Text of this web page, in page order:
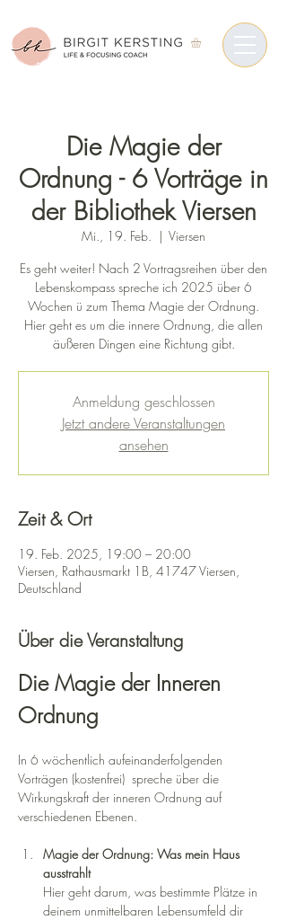
Die Magie der
Ordnung - 6 Vorträge in
der Bibliothek Viersen
Mi., 19. Feb.
  |
Viersen
Es geht weiter! Nach 2 Vortragsreihen über den
Lebenskompass spreche ich 2025 über 6
Wochen ü zum Thema Magie der Ordnung.
Hier geht es um die innere Ordnung, die allen
äußeren Dingen eine Richtung gibt.
Anmeldung geschlossen
Jetzt andere Veranstaltungen
ansehen
Zeit & Ort
19. Feb. 2025, 19:00 – 20:00
Viersen, Rathausmarkt 1B, 41747 Viersen,
Deutschland
Über die Veranstaltung
Die Magie der Inneren
Ordnung
In 6 wöchentlich aufeinanderfolgenden
Vorträgen (kostenfrei)  spreche über die
Wirkungskraft der inneren Ordnung auf
verschiedenen Ebenen.
Magie der Ordnung: Was mein Haus
ausstrahlt
Hier geht darum, was bestimmte Plätze in
deinem unmittelbaren Lebensumfeld dir